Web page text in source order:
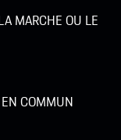
MARCHE OU LE
COMMUN